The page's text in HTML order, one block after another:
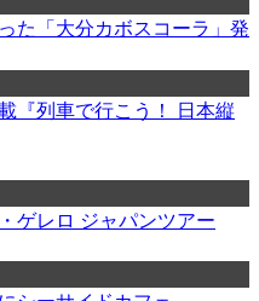
た「大分カボスコーラ」発
『列車で行こう！ 日本縦
ゲレロ ジャパンツアー